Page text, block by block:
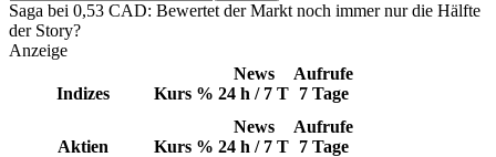
Saga bei 0,53 CAD: Bewertet der Markt noch immer nur die Hälfte
der Story?
Anzeige
Indizes Kurs %
News
24 h / 7 T
Aufrufe
7 Tage
Aktien Kurs %
News
24 h / 7 T
Aufrufe
7 Tage